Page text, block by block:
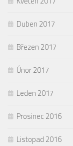
Duben 2017
Březen 2017
Únor 2017
Leden 2017
Prosinec 2016
Listopad 2016